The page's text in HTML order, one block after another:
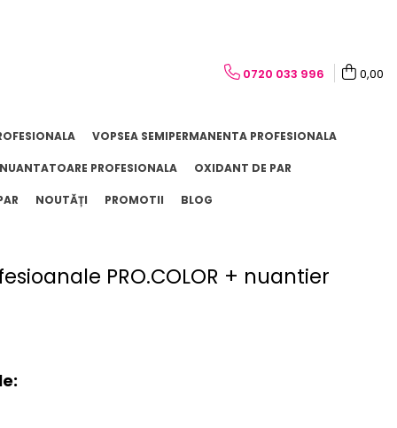
0720 033 996 0,00
VOPSEA SEMIPERMANENTA PROFESIONALA
PROFESIONALA OXIDANT DE PAR
NOUTĂȚI PROMOTII BLOG
PRO.COLOR + nuantier